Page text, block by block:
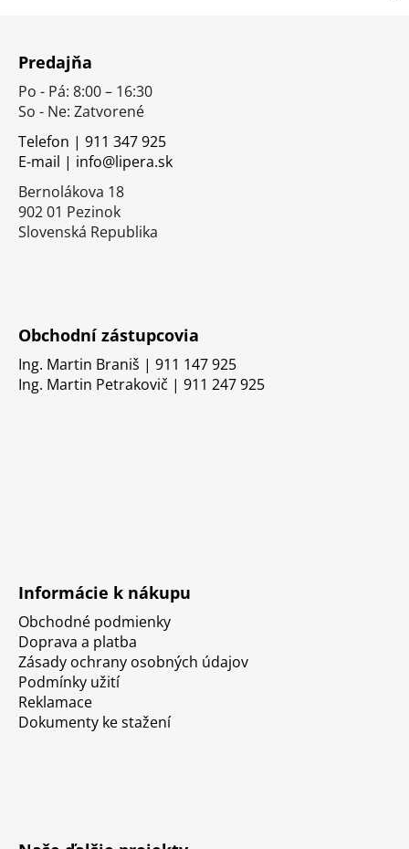
Predajňa
Po - Pá: 8:00 – 16:30
So - Ne: Zatvorené
Telefon | 911 347 925
E-mail | info@lipera.sk
Bernolákova 18
902 01 Pezinok
Slovenská Republika
Obchodní zástupcovia
Ing. Martin Braniš | 911 147 925
Ing. Martin Petrakovič | 911 247 925
Informácie k nákupu
Obchodné podmienky
Doprava a platba
Zásady ochrany osobných údajov
Podmínky užití
Reklamace
Dokumenty ke stažení